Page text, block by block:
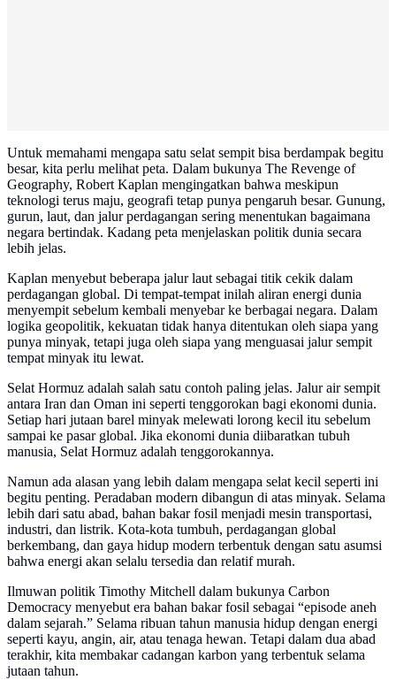
Untuk memahami mengapa satu selat sempit bisa berdampak begitu
besar, kita perlu melihat peta. Dalam bukunya The Revenge of
Geography, Robert Kaplan mengingatkan bahwa meskipun
teknologi terus maju, geografi tetap punya pengaruh besar. Gunung,
gurun, laut, dan jalur perdagangan sering menentukan bagaimana
negara bertindak. Kadang peta menjelaskan politik dunia secara
lebih jelas.
Kaplan menyebut beberapa jalur laut sebagai titik cekik dalam
perdagangan global. Di tempat-tempat inilah aliran energi dunia
menyempit sebelum kembali menyebar ke berbagai negara. Dalam
logika geopolitik, kekuatan tidak hanya ditentukan oleh siapa yang
punya minyak, tetapi juga oleh siapa yang menguasai jalur sempit
tempat minyak itu lewat.
Selat Hormuz adalah salah satu contoh paling jelas. Jalur air sempit
antara Iran dan Oman ini seperti tenggorokan bagi ekonomi dunia.
Setiap hari jutaan barel minyak melewati lorong kecil itu sebelum
sampai ke pasar global. Jika ekonomi dunia diibaratkan tubuh
manusia, Selat Hormuz adalah tenggorokannya.
Namun ada alasan yang lebih dalam mengapa selat kecil seperti ini
begitu penting. Peradaban modern dibangun di atas minyak. Selama
lebih dari satu abad, bahan bakar fosil menjadi mesin transportasi,
industri, dan listrik. Kota-kota tumbuh, perdagangan global
berkembang, dan gaya hidup modern terbentuk dengan satu asumsi
bahwa energi akan selalu tersedia dan relatif murah.
Ilmuwan politik Timothy Mitchell dalam bukunya Carbon
Democracy menyebut era bahan bakar fosil sebagai “episode aneh
dalam sejarah.” Selama ribuan tahun manusia hidup dengan energi
seperti kayu, angin, air, atau tenaga hewan. Tetapi dalam dua abad
terakhir, kita membakar cadangan karbon yang terbentuk selama
jutaan tahun.